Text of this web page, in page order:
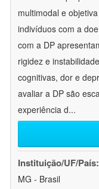
multimodal e
indivíduos com a
com a DP
rigidez e
cognitivas, dor e
avaliar a DP são
experiência d...
Instituição/UF/País:
MG - Brasil